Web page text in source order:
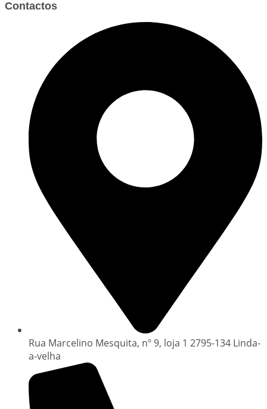
Contactos
Rua Marcelino Mesquita, nº 9, loja 1 2795-134 Linda-
a-velha